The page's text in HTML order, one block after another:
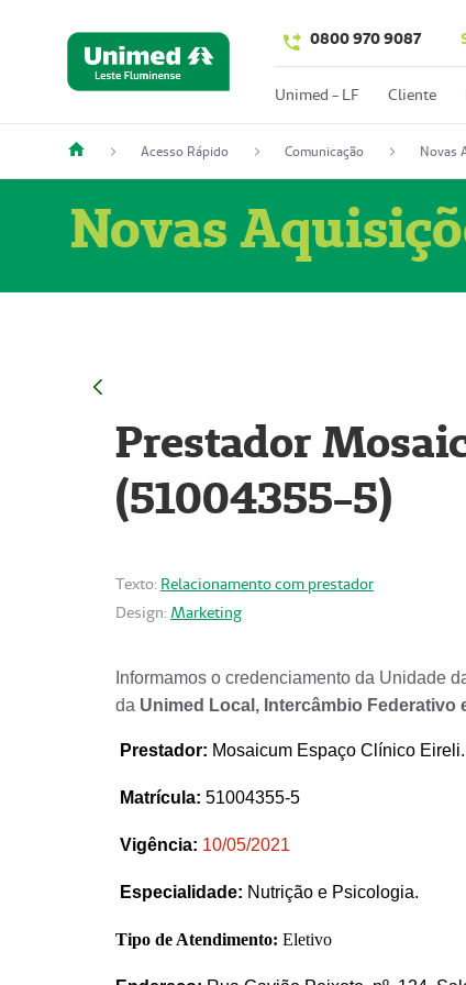
0800 970 9087
Unimed - LF Cliente
Acesso Rápido Comunicação Novas
Novas
Prestador
(51004355-5)
Texto: Relacionamento com prestador
Design: Marketing
Informamos o credenciamento da Unidade
da Unimed Local, Intercâmbio Federativo
Prestador: Mosaicum Espaço Clínico Eireli.
Matrícula: 51004355-5
Vigência: 10/05/2021
Especialidade: Nutrição e Psicologia.
Tipo de Atendimento: Eletivo